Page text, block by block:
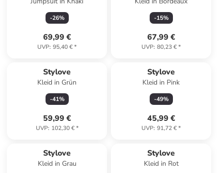
-26%
69,99 €
UVP: 95,40 €*
-15%
67,99 €
UVP: 80,23 €*
Stylove
Kleid in Grün
-41%
59,99 €
UVP: 102,30 €*
Stylove
Kleid in Pink
-49%
45,99 €
UVP: 91,72 €*
Stylove
Kleid in Grau
Stylove
Kleid in Rot